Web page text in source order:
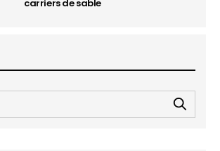
carriers de sable